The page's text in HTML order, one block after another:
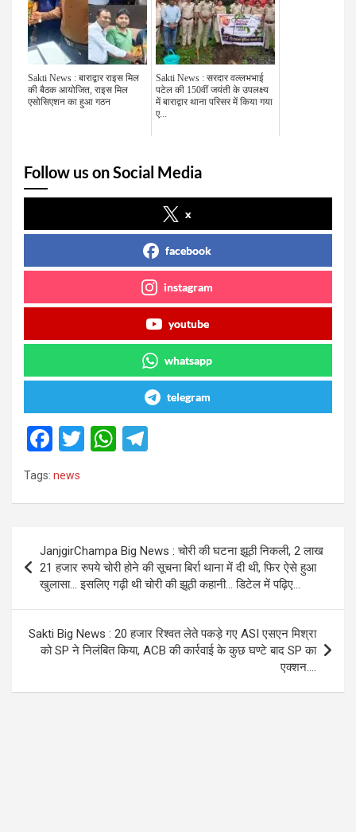
Sakti News : बाराद्वार राइस मिल
की बैठक आयोजित, राइस मिल
एसोसिएशन का हुआ गठन
Sakti News : सरदार वल्लभभाई
पटेल की 150वीं जयंती के उपलक्ष्य
में बाराद्वार थाना परिसर में किया गया
ए...
Follow us on Social Media
x
facebook
instagram
youtube
whatsapp
telegram
F
ce
o
o
k
T
W
A
p
p
a
m
Tags: news
navigation
JanjgirChampa Big News : चोरी की घटना झूठी निकली, 2 लाख
21 हजार रुपये चोरी होने की सूचना बिर्रा थाना में दी थी, फिर ऐसे हुआ
खुलासा… इसलिए गढ़ी थी चोरी की झूठी कहानी… डिटेल में पढ़िए…
Sakti Big News : 20 हजार रिश्वत लेते पकड़े गए ASI एसएन मिश्रा
को SP ने निलंबित किया, ACB की कार्रवाई के कुछ घण्टे बाद SP का
एक्शन….